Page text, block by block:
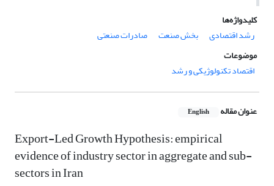
کلیدواژه‌ها
رشد اقتصادی
بخش صنعت
صادرات صنعتی
موضوعات
اقتصاد تکنولوژیکی و رشد
عنوان مقاله English
Export-Led Growth Hypothesis: empirical
evidence of industry sector in aggregate and sub-
sectors in Iran